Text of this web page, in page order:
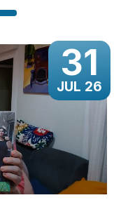
31
JUL 26